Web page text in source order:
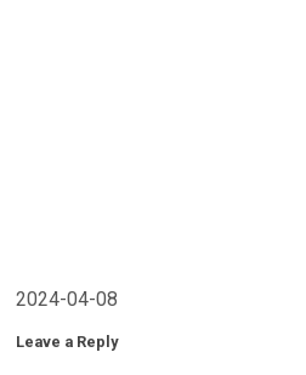
2024-04-08
Leave a Reply